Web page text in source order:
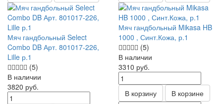
Мяч гандбольный Select
Combo DB Арт. 801017-226,
Lille р.1
(5)
В наличии
3820 руб.
Мяч гандбольный Mikasa HB
1000 , Синт.Кожа, р.1
(5)
В наличии
3310 руб.
В корзину В корзине